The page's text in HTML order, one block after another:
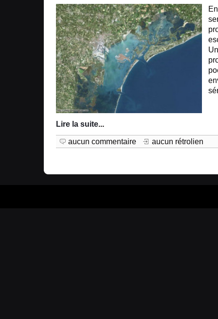
Lire la suite...
aucun commentaire
aucun rétrolien